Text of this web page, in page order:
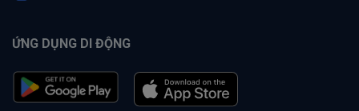
ỨNG DỤNG DI ĐỘNG